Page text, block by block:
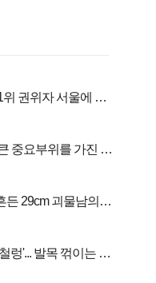
위 권위자 서울에 있
중요부위를 가진 남
든 29cm 괴물남의
렁'... 발목 꺾이는 이